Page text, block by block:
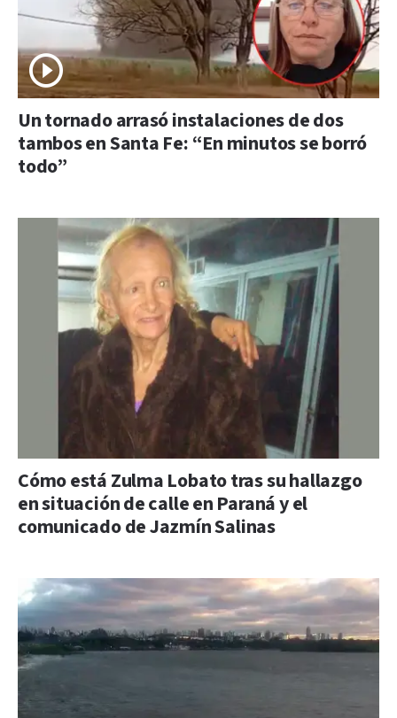
Un tornado arrasó instalaciones de dos
tambos en Santa Fe: “En minutos se borró
todo”
Cómo está Zulma Lobato tras su hallazgo
en situación de calle en Paraná y el
comunicado de Jazmín Salinas